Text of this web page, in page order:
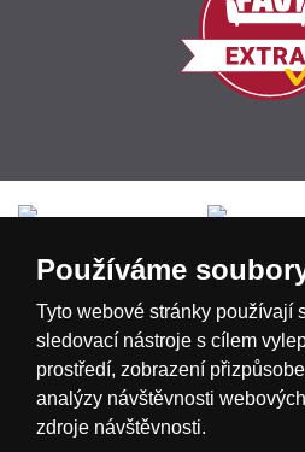
Magyarország
Nederland
Používáme
Tyto webové stránky používají
sledovací nástroje s cílem
prostředí, zobrazení
analýzy návštěvnosti
zdroje návštěvnosti.